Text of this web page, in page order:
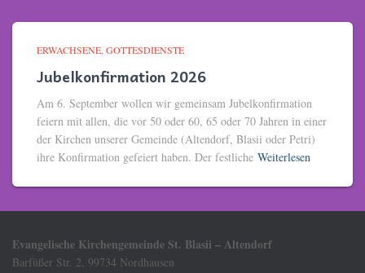
ERWACHSENE GOTTESDIENSTE
Jubelkonfirmation 2026
Am 6. September wollen wir gemeinsam Jubelkonfirmation
feiern mit allen, die vor 50 oder 60, 65 oder 70 Jahren in einer
der Kirchen unserer Gemeinde (Altendorf, Blasii oder Petri)
ihre Konfirmation gefeiert haben. Der festliche Weiterlesen
Evangelische Kirchengemeinde St. Blasii – Altendorf
Barfüßer Str. 2, 99734 Nordhausen